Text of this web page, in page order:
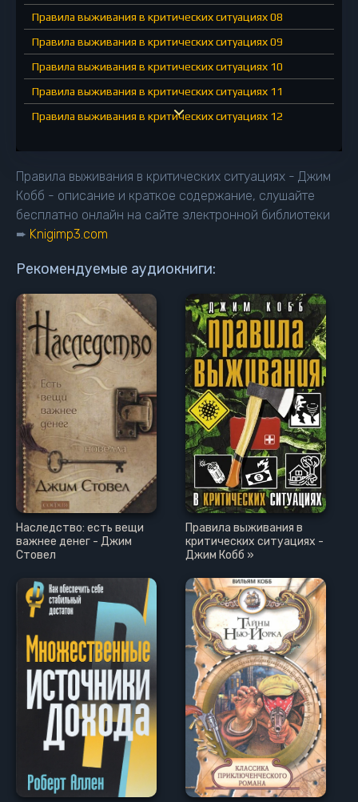
Правила выживания в критических ситуациях 08
Правила выживания в критических ситуациях 09
Правила выживания в критических ситуациях 10
Правила выживания в критических ситуациях 11
Правила выживания в критических ситуациях 12
Правила выживания в критических ситуациях - Джим
Кобб - описание и краткое содержание, слушайте
бесплатно онлайн на сайте электронной библиотеки
➨ Knigimp3.com
Рекомендуемые аудиокниги:
Наследство: есть вещи
важнее денег - Джим
Стовел
Правила выживания в
критических ситуациях -
Джим Кобб »